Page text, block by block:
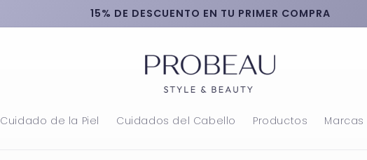
15% DE DESCUENTO EN TU PRIMER COMPRA
Cuidado de la Piel Cuidados del Cabello Productos Marcas